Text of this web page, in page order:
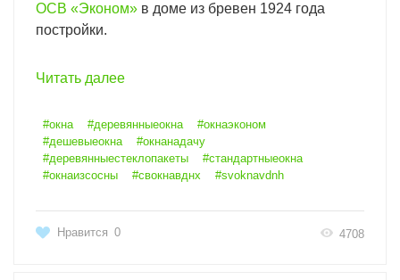
ОСВ «Эконом» в доме из бревен 1924 года
постройки.
Читать далее
#окна #деревянныеокна
#окнаэконом
#дешевыеокна
#окнанадачу
#деревянныестеклопакеты
#стандартныеокна
#окнаизсосны
#свокнавднх #svoknavdnh
Нравится 0 4708